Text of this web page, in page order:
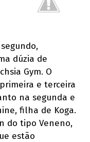
dúzia de
Gym. O
e terceira
na segunda e
filha de Koga.
do tipo Veneno,
estão